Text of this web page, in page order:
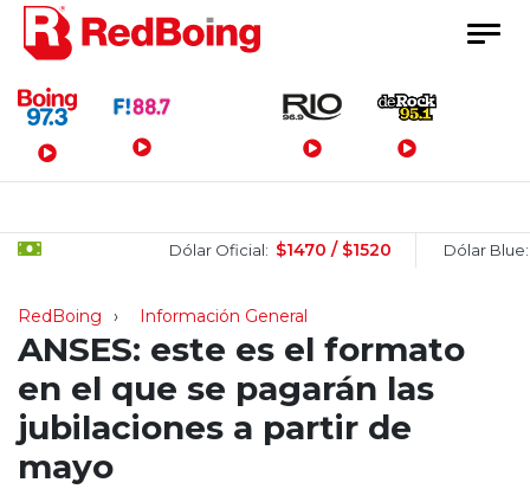
Menú Principal
Dólar Oficial: $1470 / $1520 Dólar Blue:
RedBoing Información General
ANSES: este es el formato
en el que se pagarán las
jubilaciones a partir de
mayo